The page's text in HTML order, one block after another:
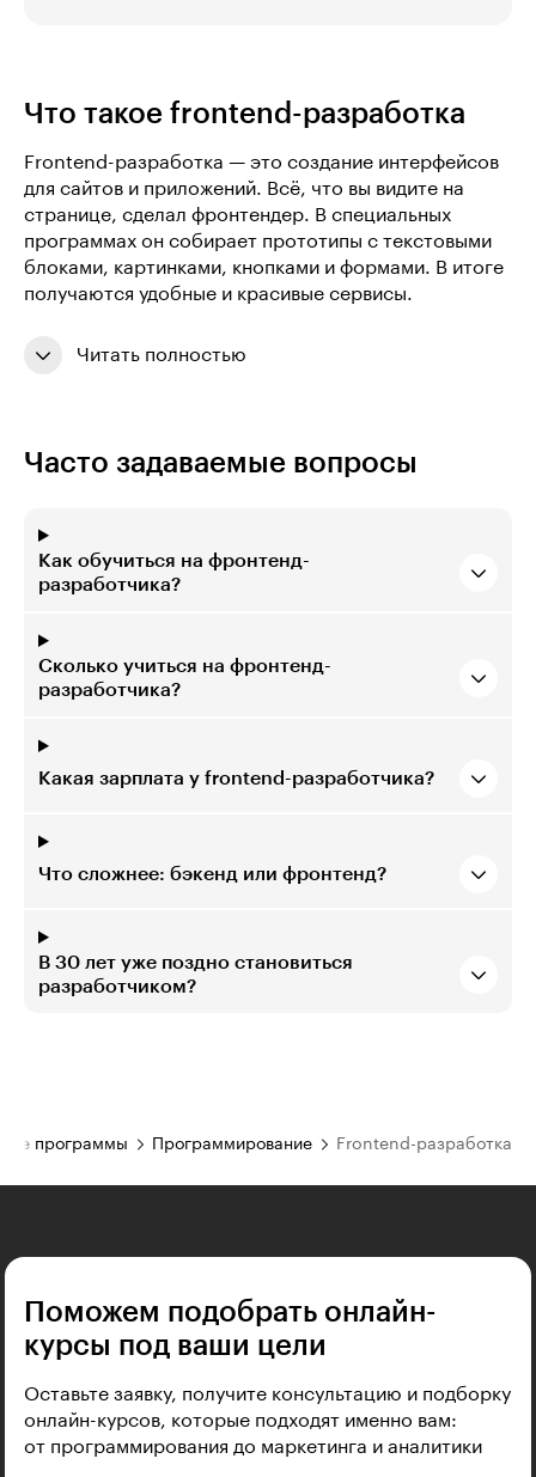
Что такое frontend-разработка
Frontend-разработка — это создание интерфейсов
для сайтов и приложений. Всё, что вы видите на
странице, сделал фронтендер. В специальных
программах он собирает прототипы с текстовыми
блоками, картинками, кнопками и формами. В итоге
получаются удобные и красивые сервисы.
Читать полностью
Часто задаваемые вопросы
Как обучиться на фронтенд-
разработчика?
Сколько учиться на фронтенд-
разработчика?
Какая зарплата у frontend-разработчика?
Что сложнее: бэкенд или фронтенд?
В 30 лет уже поздно становиться
разработчиком?
Все программы Программирование Frontend-разработка
Поможем подобрать онлайн-
курсы под ваши цели
Оставьте заявку, получите консультацию и подборку
онлайн-курсов, которые подходят именно вам:
от программирования до маркетинга и аналитики